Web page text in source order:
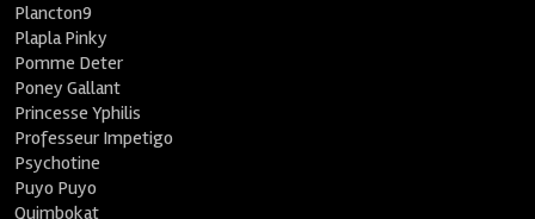
Plancton9
Plapla Pinky
Pomme Deter
Poney Gallant
Princesse Yphilis
Professeur Impetigo
Psychotine
Puyo Puyo
Quimbokat